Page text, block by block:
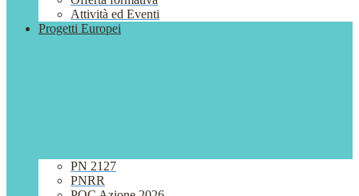
Attività ed Eventi
Progetti Europei
PN 2127
PNRR